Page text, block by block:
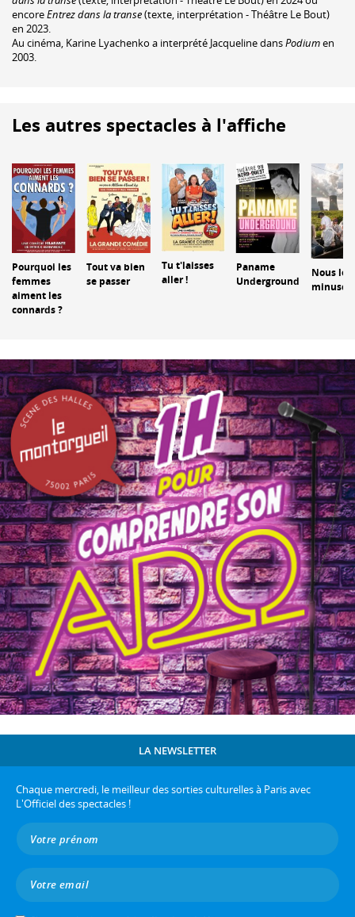
encoreEntrez dans la transe(texte, interprétation - Théâtre Le Bout)
en 2023.
Au cinéma, Karine Lyachenko a interprété Jacqueline dansPodiumen
2003.
Les autres spectacles à l'affiche
Pourquoi les
femmes
aiment les
connards ?
Tout va bien
se passer
Tu t'laisses
aller !
Paname
Underground
Nous les
LA NEWSLETTER
Chaque mercredi, le meilleur des sorties culturelles à Paris avec
L'Officiel des spectacles !